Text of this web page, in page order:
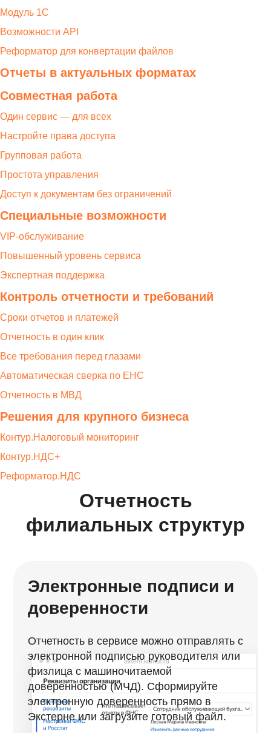
Модуль 1С
Возможности API
Реформатор для конвертации файлов
Отчеты в актуальных форматах
Совместная работа
Один сервис — для всех
Настройте права доступа
Групповая работа
Простота управления
Доступ к документам без ограничений
Специальные возможности
VIP-обслуживание
Повышенный уровень сервиса
Экспертная поддержка
Контроль отчетности и требований
Сроки отчетов и платежей
Отчетность в один клик
Все требования перед глазами
Автоматическая сверка по ЕНС
Отчетность в МВД
Решения для крупного бизнеса
Контур.Налоговый мониторинг
Контур.НДС+
Реформатор.НДС
Отчетность
филиальных структур
Электронные подписи и
доверенности
Отчетность в сервисе можно отправлять с
электронной подписью руководителя или
физлица с машиночитаемой
доверенностью (МЧД). Сформируйте
электронную доверенность прямо в
Экстерне или загрузите готовый файл.